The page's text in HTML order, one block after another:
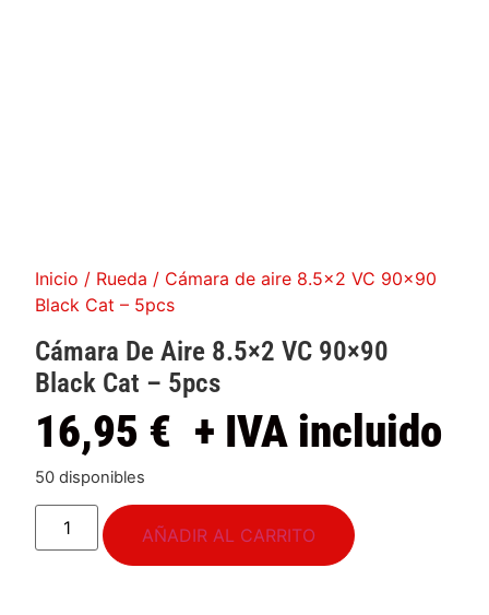
Inicio / Rueda / Cámara de aire 8.5×2 VC 90×90
Black Cat – 5pcs
Cámara De Aire 8.5×2 VC 90×90
Black Cat – 5pcs
16,95 € + IVA incluido
50 disponibles
AÑADIR AL CARRITO